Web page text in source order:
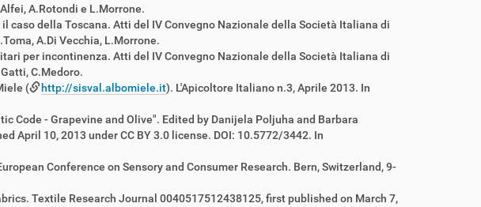
A.Rotondi e L.Morrone.
della Toscana. Atti del IV Convegno Nazionale della Società Italiana di
A.Di Vecchia, L.Morrone.
per incontinenza. Atti del IV Convegno Nazionale della Società Italiana di
C.Medoro.
(
http://sisval.albomiele.it). L'Apicoltore Italiano n.3, Aprile 2013. In
Code - Grapevine and Olive". Edited by Danijela Poljuha and Barbara
April 10, 2013 under CC BY 3.0 license. DOI: 10.5772/3442. In
Conference on Sensory and Consumer Research. Bern, Switzerland, 9-
Textile Research Journal 0040517512438125,first published on March 7,